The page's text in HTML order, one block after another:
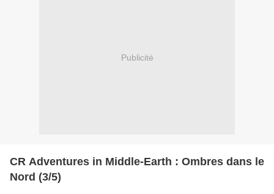
Publicité
CR Adventures in Middle-Earth : Ombres dans le
Nord (3/5)